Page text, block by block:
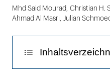
Mhd Said Mourad Christian H.
Ahmad Al Masri
Julian